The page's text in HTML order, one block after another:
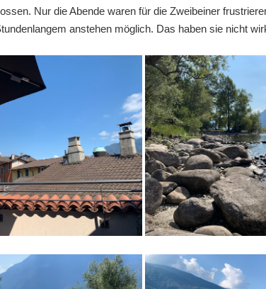
Nur die Abende waren für die Zweibeiner
anstehen möglich. Das haben sie nicht